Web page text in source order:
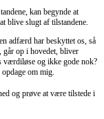
kan begynde at
blive slugt af tilstandene.
adfærd har beskyttet os, så
går op i hovedet, bliver
værdiløse og ikke gode nok?
om mig.
og prøve at være tilstede i